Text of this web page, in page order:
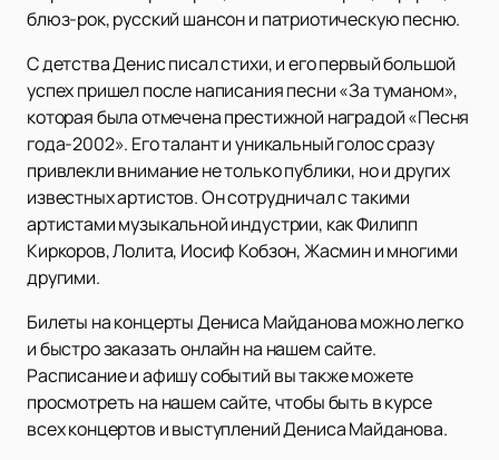
блюз-рок, русский шансон и патриотическую песню.
С детства Денис писал стихи, и его первый большой
успех пришел после написания песни «За туманом»,
которая была отмечена престижной наградой «Песня
года-2002». Его талант и уникальный голос сразу
привлекли внимание не только публики, но и других
известных артистов. Он сотрудничал с такими
артистами музыкальной индустрии, как Филипп
Киркоров, Лолита, Иосиф Кобзон, Жасмин и многими
другими.
Билеты на концерты Дениса Майданова можно легко
и быстро заказать онлайн на нашем сайте.
Расписание и афишу событий вы также можете
просмотреть на нашем сайте, чтобы быть в курсе
всех концертов и выступлений Дениса Майданова.